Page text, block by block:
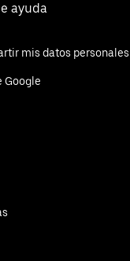
ayuda
mis datos personales
Google